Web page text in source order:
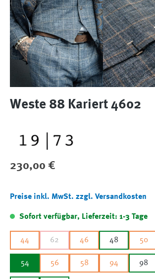
Weste 88 Kariert 4602
Regulärer Preis:
230,00 €
Preise inkl. MwSt. zzgl. Versandkosten
Sofort verfügbar, Lieferzeit: 1-3 Tage
44 62 46 48 50
54 56 58 94 98